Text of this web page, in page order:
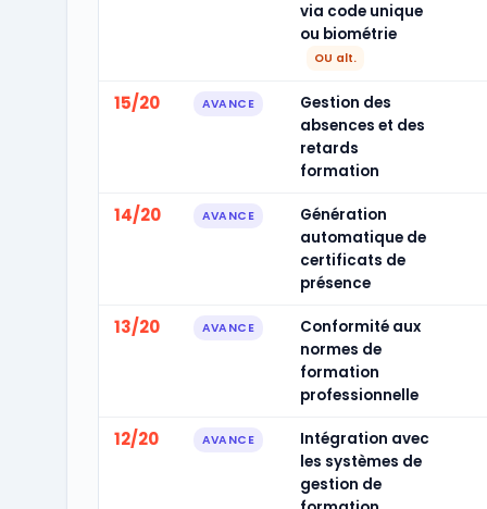
via code unique
ou biométrie
OU alt.
15/20 AVANCE
Gestion des
absences et des
retards
formation
14/20 AVANCE
Génération
automatique de
certificats de
présence
13/20 AVANCE
Conformité aux
normes de
formation
professionnelle
12/20 AVANCE
Intégration avec
les systèmes de
gestion de